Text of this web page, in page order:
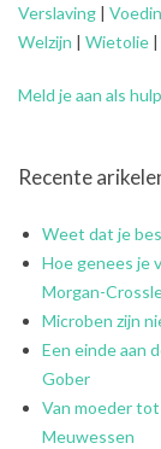
Verslaving |
Welzijn | Wietolie |
Meld je aan als
Recente
Weet dat je
Hoe genees je
Morgan-
Microben zijn
Een einde aan
Gober
Van moeder
Meuwessen